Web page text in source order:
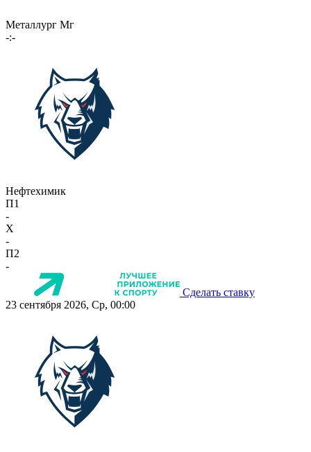
Металлург Мг
-:-
Нефтехимик
П1
-
X
-
П2
-
Сделать ставку
23 сентября 2026, Ср, 00:00